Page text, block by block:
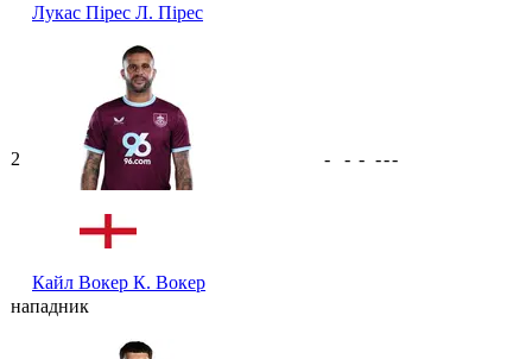
Лукас Пірес Л. Пірес
2
Кайл Вокер К. Вокер
- - - ---
нападник